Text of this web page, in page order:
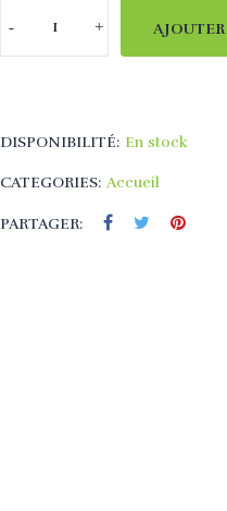
DISPONIBILITÉ: En stock
CATEGORIES: Accueil
PARTAGER: